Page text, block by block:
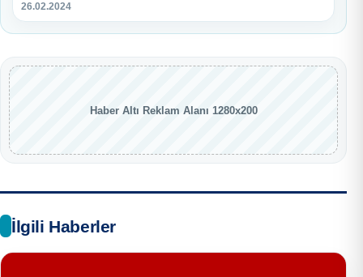
26.02.2024
Haber Altı Reklam Alanı 1280x200
İlgili Haberler